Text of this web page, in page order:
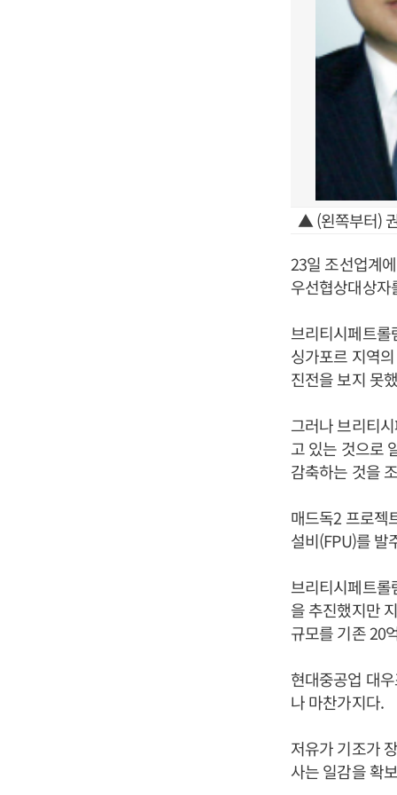
▲ (왼쪽부터)
23일 조선업계
우선협상대상자
브리티시페트롤
싱가포르 지역
진전을 보지 못
그러나 브리티
고 있는 것으로
감축하는 것을
매드독2 프로젝
설비(FPU)를 발
브리티시페트롤
을 추진했지만
규모를 기존 20
현대중공업 대
나 마찬가지다.
저유가 기조가
사는 일감을 확